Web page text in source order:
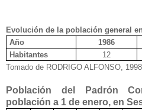
Evolución de la población general
Año
1986
Habitantes
12
Tomado de RODRIGO ALFONSO,
Población del Padrón
población a 1 de enero, en